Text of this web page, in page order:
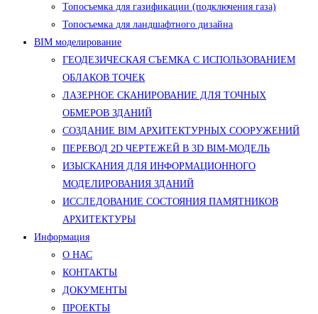
Топосъемка для газификации (подключения газа)
Топосъемка для ландшафтного дизайна
BIM моделирование
ГЕОДЕЗИЧЕСКАЯ СЪЕМКА С ИСПОЛЬЗОВАНИЕМ
ОБЛАКОВ ТОЧЕК
ЛАЗЕРНОЕ СКАНИРОВАНИЕ ДЛЯ ТОЧНЫХ
ОБМЕРОВ ЗДАНИЙ
СОЗДАНИЕ BIM АРХИТЕКТУРНЫХ СООРУЖЕНИЙ
ПЕРЕВОД 2D ЧЕРТЕЖЕЙ В 3D BIM-МОДЕЛЬ
ИЗЫСКАНИЯ ДЛЯ ИНФОРМАЦИОННОГО
МОДЕЛИРОВАНИЯ ЗДАНИЙ
ИССЛЕДОВАНИЕ СОСТОЯНИЯ ПАМЯТНИКОВ
АРХИТЕКТУРЫ
Информация
О НАС
КОНТАКТЫ
ДОКУМЕНТЫ
ПРОЕКТЫ